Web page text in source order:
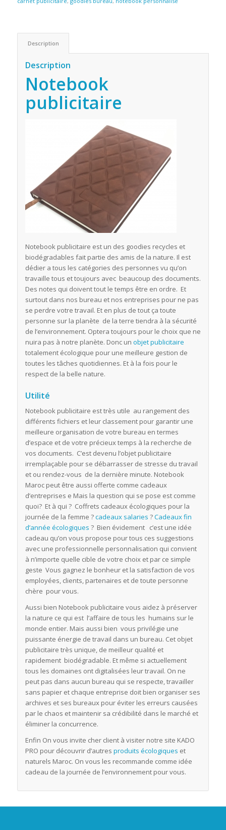
Description
Description
Notebook
publicitaire
Notebook publicitaire est un des goodies recycles et
biodégradables fait partie des amis de la nature. Il est
dédier a tous les catégories des personnes vu qu’on
travaille tous et toujours avec beaucoup des documents.
Des notes qui doivent tout le temps être en ordre. Et
surtout dans nos bureau et nos entreprises pour ne pas
se perdre votre travail. Et en plus de tout ça toute
personne sur la planète de la terre tiendra à la sécurité
de l’environnement. Optera toujours pour le choix que ne
nuira pas à notre planète. Donc un objet publicitaire
totalement écologique pour une meilleure gestion de
toutes les tâches quotidiennes. Et à la fois pour le
respect de la belle nature.
Utilité
Notebook publicitaire est très utile au rangement des
différents fichiers et leur classement pour garantir une
meilleure organisation de votre bureau en termes
d’espace et de votre précieux temps à la recherche de
vos documents. C’est devenu l’objet publicitaire
irremplaçable pour se débarrasser de stresse du travail
et ou rendez-vous de la dernière minute. Notebook
Maroc peut être aussi offerte comme cadeaux
d’entreprises e Mais la question qui se pose est comme
quoi? Et à qui ? Coffrets cadeaux écologiques pour la
journée de la femme ?cadeaux salaries ?Cadeaux fin
d’année écologiques ? Bien évidement c’est une idée
cadeau qu’on vous propose pour tous ces suggestions
avec une professionnelle personnalisation qui convient
à n’importe quelle cible de votre choix et par ce simple
geste Vous gagnez le bonheur et la satisfaction de vos
employées, clients, partenaires et de toute personne
chère pour vous.
Aussi bien Notebook publicitaire vous aidez à préserver
la nature ce qui est l’affaire de tous les humains sur le
monde entier. Mais aussi bien vous privilégie une
puissante énergie de travail dans un bureau. Cet objet
publicitaire très unique, de meilleur qualité et
rapidement biodégradable. Et même si actuellement
tous les domaines ont digitalisées leur travail. On ne
peut pas dans aucun bureau qui se respecte, travailler
sans papier et chaque entreprise doit bien organiser ses
archives et ses bureaux pour éviter les erreurs causées
par le chaos et maintenir sa crédibilité dans le marché et
éliminer la concurrence.
Enfin On vous invite cher client à visiter notre site KADO
PRO pour découvrir d’autres produits écologiques et
naturels Maroc. On vous les recommande comme idée
cadeau de la journée de l’environnement pour vous.